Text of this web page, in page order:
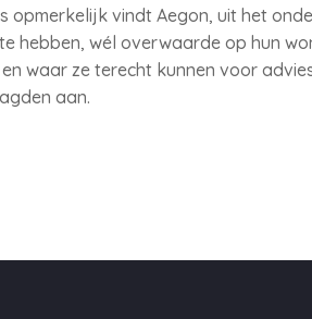
opmerkelijk vindt Aegon, uit het
hebben, wél overwaarde op hun
waar ze terecht kunnen voor
aan.